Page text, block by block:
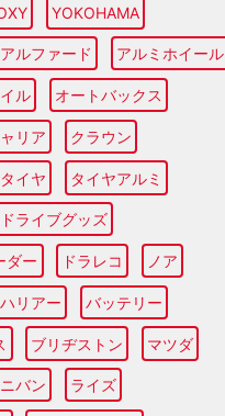
YOKOHAMA
アルファード アルミホイール
ル オートバックス
リア クラウン
タイヤ タイヤアルミ
ドライブグッズ
ダー ドラレコ ノア
ハリアー バッテリー
ブリヂストン マツダ
バン ライズ